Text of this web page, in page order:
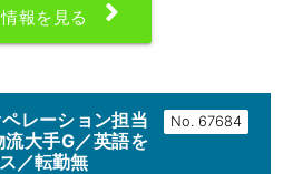
情報を見る
No.
ペレーション担当
大手G／英語を
／転勤無